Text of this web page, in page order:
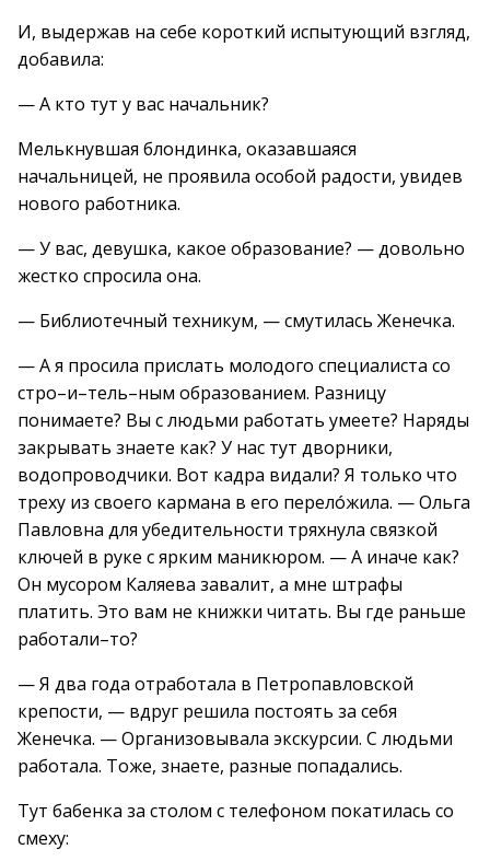
И, выдержав на себе короткий испытующий взгляд,
добавила:
— А кто тут у вас начальник?
Мелькнувшая блондинка, оказавшаяся
начальницей, не проявила особой радости, увидев
нового работника.
— У вас, девушка, какое образование? — довольно
жестко спросила она.
— Библиотечный техникум, — смутилась Женечка.
— А я просила прислать молодого специалиста со
стро–и–тель–ным образованием. Разницу
понимаете? Вы с людьми работать умеете? Наряды
закрывать знаете как? У нас тут дворники,
водопроводчики. Вот кадра видали? Я только что
треху из своего кармана в его перелóжила. — Ольга
Павловна для убедительности тряхнула связкой
ключей в руке с ярким маникюром. — А иначе как?
Он мусором Каляева завалит, а мне штрафы
платить. Это вам не книжки читать. Вы где раньше
работали–то?
— Я два года отработала в Петропавловской
крепости, — вдруг решила постоять за себя
Женечка. — Организовывала экскурсии. С людьми
работала. Тоже, знаете, разные попадались.
Тут бабенка за столом с телефоном покатилась со
смеху: